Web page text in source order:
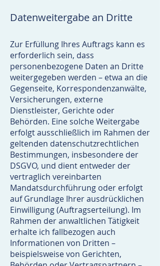
Datenweitergabe an Dritte
Zur Erfüllung Ihres Auftrags kann es
erforderlich sein, dass
personenbezogene Daten an Dritte
weitergegeben werden – etwa an die
Gegenseite, Korrespondenzanwälte,
Versicherungen, externe
Dienstleister, Gerichte oder
Behörden. Eine solche Weitergabe
erfolgt ausschließlich im Rahmen der
geltenden datenschutzrechtlichen
Bestimmungen, insbesondere der
DSGVO, und dient entweder der
vertraglich vereinbarten
Mandatsdurchführung oder erfolgt
auf Grundlage Ihrer ausdrücklichen
Einwilligung (Auftragserteilung). Im
Rahmen der anwaltlichen Tätigkeit
erhalte ich fallbezogen auch
Informationen von Dritten –
beispielsweise von Gerichten,